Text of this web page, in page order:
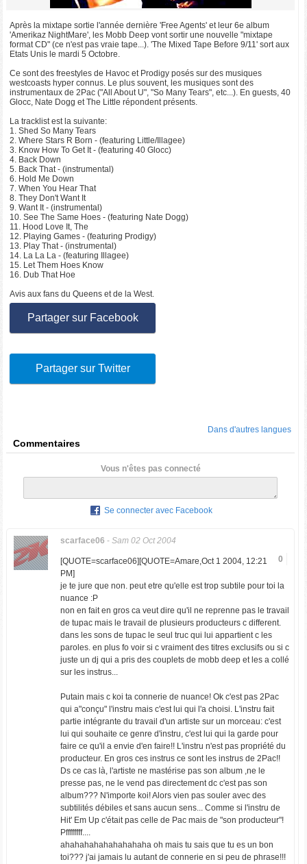
Après la mixtape sortie l'année dernière 'Free Agents' et leur 6e album
'Amerikaz NightMare', les Mobb Deep vont sortir une nouvelle "mixtape
format CD" (ce n'est pas vraie tape...). 'The Mixed Tape Before 9/11' sort aux
Etats Unis le mardi 5 Octobre.
Ce sont des freestyles de Havoc et Prodigy posés sur des musiques
westcoasts hyper connus. Le plus souvent, les musiques sont des
instrumentaux de 2Pac ("All About U", "So Many Tears", etc...). En guests, 40
Glocc, Nate Dogg et The Little répondent présents.
La tracklist est la suivante:
1. Shed So Many Tears
2. Where Stars R Born - (featuring Little/Illagee)
3. Know How To Get It - (featuring 40 Glocc)
4. Back Down
5. Back That - (instrumental)
6. Hold Me Down
7. When You Hear That
8. They Don't Want It
9. Want It - (instrumental)
10. See The Same Hoes - (featuring Nate Dogg)
11. Hood Love It, The
12. Playing Games - (featuring Prodigy)
13. Play That - (instrumental)
14. La La La - (featuring Illagee)
15. Let Them Hoes Know
16. Dub That Hoe
Avis aux fans du Queens et de la West.
Partager sur Facebook
Partager sur Twitter
Dans d'autres langues
Commentaires
Vous n'êtes pas connecté
Se connecter avec Facebook
scarface06 - Sam 02 Oct 2004
0
[QUOTE=scarface06][QUOTE=Amare,Oct 1 2004, 12:21
PM]
je te jure que non. peut etre qu'elle est trop subtile pour toi la
nuance :P
non en fait en gros ca veut dire qu'il ne reprenne pas le travail
de tupac mais le travail de plusieurs producteurs c different.
dans les sons de tupac le seul truc qui lui appartient c les
paroles. en plus fo voir si c vraiment des titres exclusifs ou si c
juste un dj qui a pris des couplets de mobb deep et les a collé
sur les instrus...
Putain mais c koi ta connerie de nuance! Ok c'est pas 2Pac
qui a"conçu" l'instru mais c'est lui qui l'a choisi. L'instru fait
partie intégrante du travail d'un artiste sur un morceau: c'est
lui qui souhaite ce genre d'instru, c'est lui qui la garde pour
faire ce qu'il a envie d'en faire!! L'instru n'est pas propriété du
producteur. En gros ces instrus ce sont les instrus de 2Pac!!
Ds ce cas là, l'artiste ne mastérise pas son album ,ne le
presse pas, ne le vend pas directement dc c'est pas son
album??? N'importe koi! Alors vien pas souler avec des
subtilités débiles et sans aucun sens... Comme si l'instru de
Hit' Em Up c'était pas celle de Pac mais de "son producteur"!
Pffffffff....
ahahahahahahahahaha oh mais tu sais que tu es un bon
toi??? j'ai jamais lu autant de connerie en si peu de phrase!!!